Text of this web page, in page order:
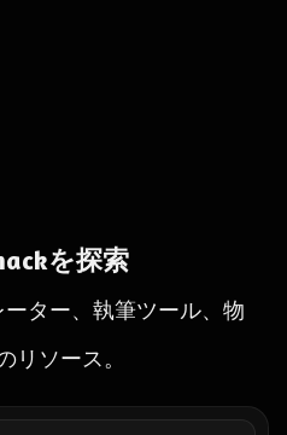
を探索
ター、執筆ツール、物
リソース。